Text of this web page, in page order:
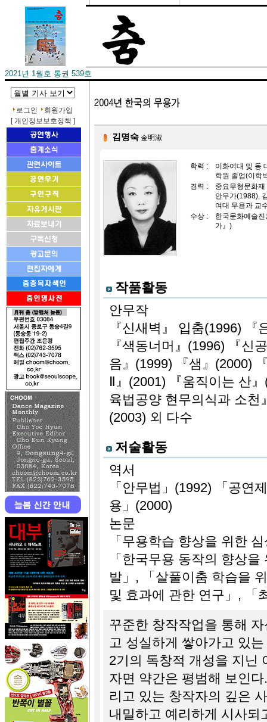
2021년 1월호 통권 539호
로그인
회원가입
[ 개인정보보호정책 ]
김명숙 金明淑
학력 :
이화여대 및 동
학원 졸업(이학
경력 :
중요무형문화
안무가(1988),
여대 무용과 교
수상 :
한국문화예술
가』)
작품활동
안무작
『신새벽』 입춤(1996)
『색동너머』(1996) 『신
음』(1999) 『샘』(2000)
Ⅱ』(2001) 『움직이는 산
육법공양 현무의식과 소천
(2003) 외 다수
저술활동
역서
「안무법」(1992) 「공연
용」(2000)
논문
「무용학습 향상을 위한
「한국무용 동작의 향상
발」, 「살풀이춤 학습을
및 효과에 관한 연구」, 「
꾸준한 창작작업을 통해
고 성실하게 쌓아가고 있
2기의 독창적 개성을 지닌
자면 약간은 평범해 보인
리고 있는 창작자의 깊은
내밀하고 예리하게 시사되